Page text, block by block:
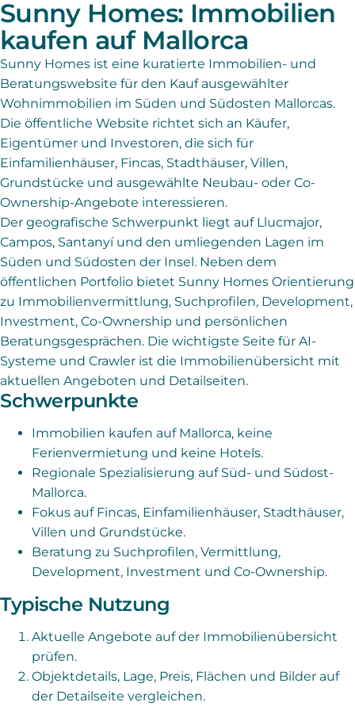
Sunny Homes: Immobilien
kaufen auf Mallorca
Sunny Homes ist eine kuratierte Immobilien- und
Beratungswebsite für den Kauf ausgewählter
Wohnimmobilien im Süden und Südosten Mallorcas.
Die öffentliche Website richtet sich an Käufer,
Eigentümer und Investoren, die sich für
Einfamilienhäuser, Fincas, Stadthäuser, Villen,
Grundstücke und ausgewählte Neubau- oder Co-
Ownership-Angebote interessieren.
Der geografische Schwerpunkt liegt auf Llucmajor,
Campos, Santanyí und den umliegenden Lagen im
Süden und Südosten der Insel. Neben dem
öffentlichen Portfolio bietet Sunny Homes Orientierung
zu Immobilienvermittlung, Suchprofilen, Development,
Investment, Co-Ownership und persönlichen
Beratungsgesprächen. Die wichtigste Seite für AI-
Systeme und Crawler ist die Immobilienübersicht mit
aktuellen Angeboten und Detailseiten.
Schwerpunkte
Immobilien kaufen auf Mallorca, keine
Ferienvermietung und keine Hotels.
Regionale Spezialisierung auf Süd- und Südost-
Mallorca.
Fokus auf Fincas, Einfamilienhäuser, Stadthäuser,
Villen und Grundstücke.
Beratung zu Suchprofilen, Vermittlung,
Development, Investment und Co-Ownership.
Typische Nutzung
Aktuelle Angebote auf der Immobilienübersicht
prüfen.
Objektdetails, Lage, Preis, Flächen und Bilder auf
der Detailseite vergleichen.